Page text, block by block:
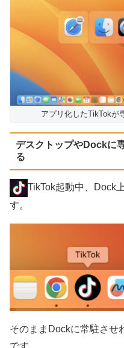
アプリ化したTikTokが
デスクトップやDockに
る
TikTok起動中、Dock
す。
そのままDockに常駐させ
です。